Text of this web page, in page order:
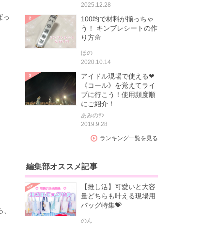
っ
2025.12.28
100均で材料が揃っちゃ
う！ キンブレシートの作
り方🌼
ほの
2020.10.14
アイドル現場で使える❤
《コール》を覚えてライ
ブに行こう！使用頻度順
にご紹介！
あみのｻﾝ
2019.9.28
ランキング一覧を見る
編集部オススメ記事
【推し活】可愛いと大容
量どちらも叶える現場用
バッグ特集💝
のん